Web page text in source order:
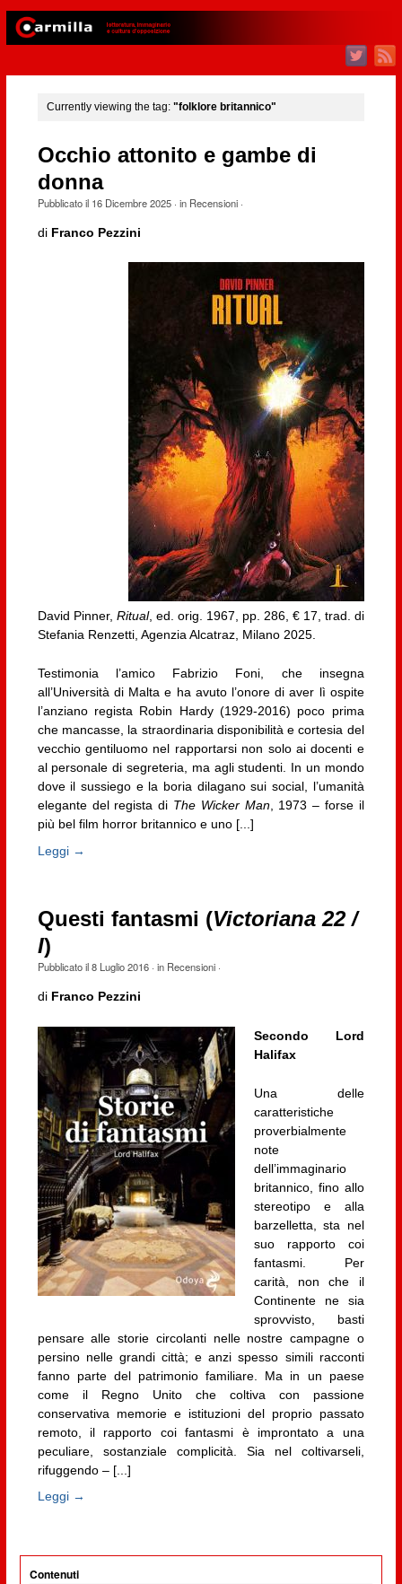
Currently viewing the tag: "folklore britannico"
Occhio attonito e gambe di
donna
Pubblicato il 16 Dicembre 2025· in Recensioni·
di Franco Pezzini
David Pinner, Ritual, ed. orig. 1967, pp. 286, € 17, trad. di
Stefania Renzetti, Agenzia Alcatraz, Milano 2025.
Testimonia l’amico Fabrizio Foni, che insegna
all’Università di Malta e ha avuto l’onore di aver lì ospite
l’anziano regista Robin Hardy (1929-2016) poco prima
che mancasse, la straordinaria disponibilità e cortesia del
vecchio gentiluomo nel rapportarsi non solo ai docenti e
al personale di segreteria, ma agli studenti. In un mondo
dove il sussiego e la boria dilagano sui social, l’umanità
elegante del regista di The Wicker Man, 1973 – forse il
più bel film horror britannico e uno [...]
Leggi →
Questi fantasmi (Victoriana 22 /
I)
Pubblicato il8 Luglio 2016· in Recensioni·
di Franco Pezzini
Secondo Lord
Halifax
Una delle
caratteristiche
proverbialmente
note
dell’immaginario
britannico, fino allo
stereotipo e alla
barzelletta, sta nel
suo rapporto coi
fantasmi. Per
carità, non che il
Continente ne sia
sprovvisto, basti
pensare alle storie circolanti nelle nostre campagne o
persino nelle grandi città; e anzi spesso simili racconti
fanno parte del patrimonio familiare. Ma in un paese
come il Regno Unito che coltiva con passione
conservativa memorie e istituzioni del proprio passato
remoto, il rapporto coi fantasmi è improntato a una
peculiare, sostanziale complicità. Sia nel coltivarseli,
rifuggendo – [...]
Leggi →
Contenuti